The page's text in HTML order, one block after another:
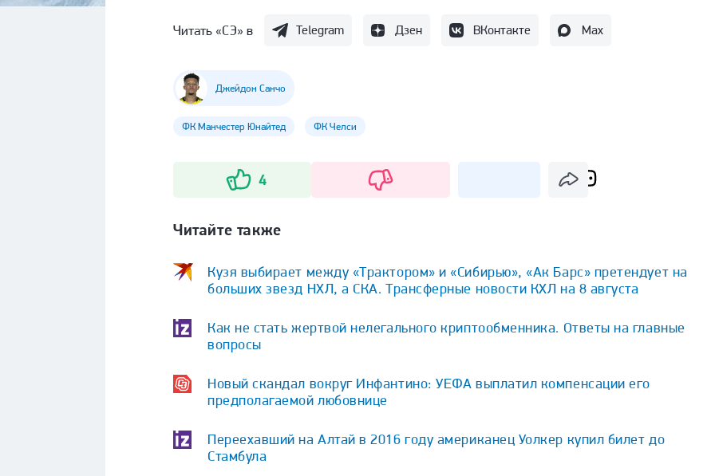
Читать «СЭ» в Telegram Дзен ВКонтакте Max
Джейдон Санчо
ФК Манчестер Юнайтед ФК Челси
4
Читайте также
Кузя выбирает между «Трактором» и «Сибирью», «Ак Барс» претендует на
больших звезд НХЛ, а СКА. Трансферные новости КХЛ на 8 августа
Как не стать жертвой нелегального криптообменника. Ответы на главные
вопросы
Новый скандал вокруг Инфантино: УЕФА выплатил компенсации его
предполагаемой любовнице
Переехавший на Алтай в 2016 году американец Уолкер купил билет до
Стамбула